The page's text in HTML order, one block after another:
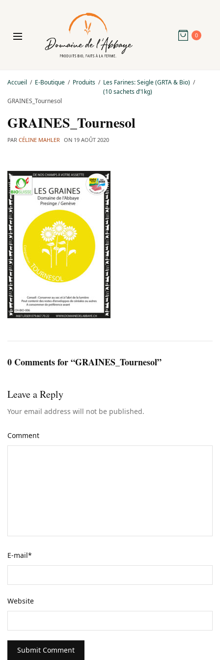
0
Accueil E-Boutique Produits
Les Farines: Seigle (GRTA & Bio)
(10 sachets d’1kg)
GRAINES_Tournesol
GRAINES_Tournesol
PAR CÉLINE MAHLER ON 19 AOÛT 2020
0 Comments for “GRAINES_Tournesol”
Leave a Reply
Your email address will not be published.
Comment
E-mail*
Website